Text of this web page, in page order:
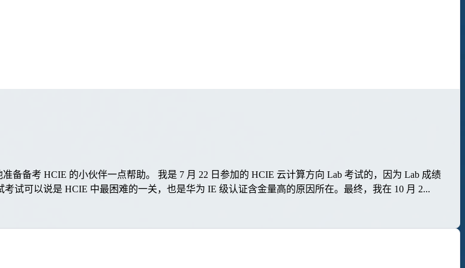
备备考 HCIE 的小伙伴一点帮助。 我是 7 月 22 日参加的 HCIE 云计算方向 Lab 考试的，因为 Lab 成绩
试可以说是 HCIE 中最困难的一关，也是华为 IE 级认证含金量高的原因所在。最终，我在 10 月 2...